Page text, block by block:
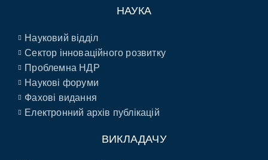
НАУКА
Науковий відділ
Сектор інноваційного розвитку
Проблемна НДР
Наукові форуми
Фахові видання
Електронний архів публікацій
ВИКЛАДАЧУ